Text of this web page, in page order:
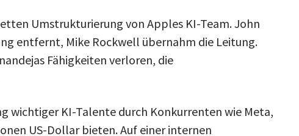
Umstrukturierung von Apples KI-Team. John
entfernt, Mike Rockwell übernahm die Leitung.
Fähigkeiten verloren, die
wichtiger KI-Talente durch Konkurrenten wie Meta,
US-Dollar bieten. Auf einer internen